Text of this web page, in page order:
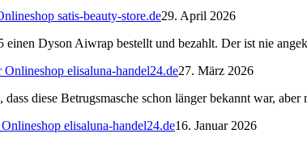
satis-beauty-store.de29. April 2026
einen Dyson Aiwrap bestellt und bezahlt. Der ist nie
elisaluna-handel24.de27. März 2026
diese Betrugsmasche schon länger bekannt war,
elisaluna-handel24.de16. Januar 2026